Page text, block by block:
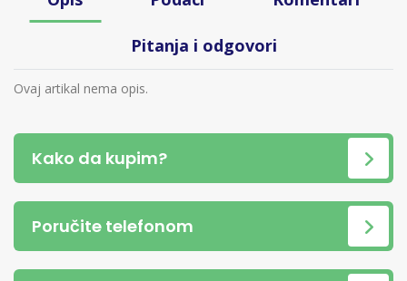
Pitanja i odgovori
Ovaj artikal nema opis.
Kako da kupim?
Poručite telefonom